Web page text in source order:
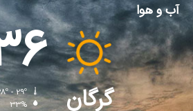
آب و هوا
گرگان
38º - 29º
33%